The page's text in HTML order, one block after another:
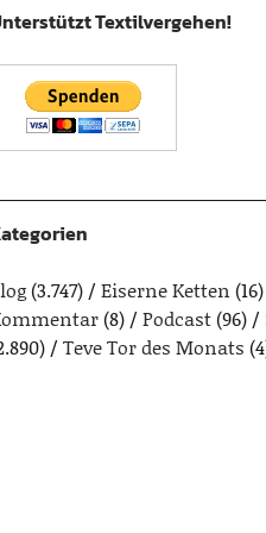
Textilvergehen!
(3.747) Eiserne Ketten (16)
(8) Podcast(96)
Teve Tor des Monats